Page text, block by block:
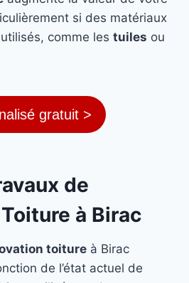
si des matériaux
comme les tuiles ou
gratuit >
de
à Birac
toiture à Birac
de l’état actuel de